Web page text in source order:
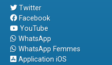
Twitter
Facebook
YouTube
WhatsApp
WhatsApp Femmes
Application iOS